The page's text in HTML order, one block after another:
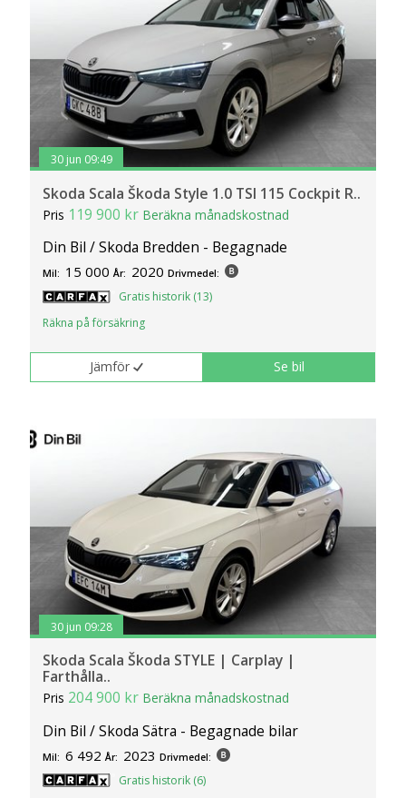
klickar du på Anpassa. Du kan alltid ändra dina
inställningar för cookies.
30 jun 09:49
Skoda Scala Škoda Style 1.0 TSI 115 Cockpit R..
Pris 119 900 kr Beräkna månadskostnad
Din Bil / Skoda Bredden - Begagnade
Mil: 15 000 År: 2020 Drivmedel:
Gratis historik (13)
Räkna på försäkring
Jämför Se bil
30 jun 09:28
Skoda Scala Škoda STYLE | Carplay |
Farthålla..
Pris 204 900 kr Beräkna månadskostnad
Din Bil / Skoda Sätra - Begagnade bilar
Mil: 6 492 År: 2023 Drivmedel:
Gratis historik (6)